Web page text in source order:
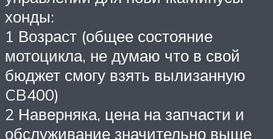
хонды:
1 Возраст (общее состояние
мотоцикла, не думаю что в свой
бюджет смогу взять вылизанную
CB400)
2 Наверняка, цена на запчасти и
обслуживание значительно выше